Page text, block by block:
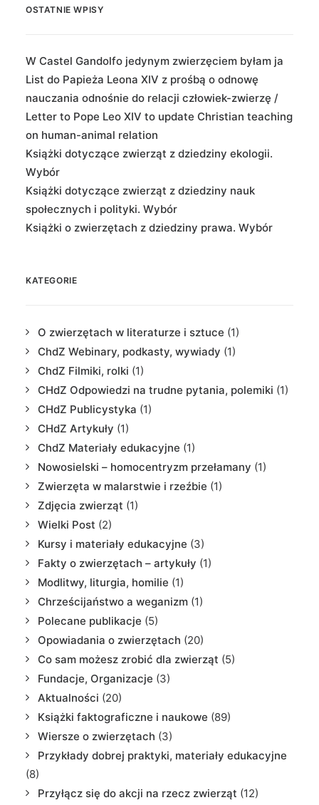
OSTATNIE WPISY
W Castel Gandolfo jedynym zwierzęciem byłam ja
List do Papieża Leona XIV z prośbą o odnowę
nauczania odnośnie do relacji człowiek-zwierzę /
Letter to Pope Leo XIV to update Christian teaching
on human-animal relation
Książki dotyczące zwierząt z dziedziny ekologii.
Wybór
Książki dotyczące zwierząt z dziedziny nauk
społecznych i polityki. Wybór
Książki o zwierzętach z dziedziny prawa. Wybór
KATEGORIE
O zwierzętach w literaturze i sztuce (1)
ChdZ Webinary, podkasty, wywiady (1)
ChdZ Filmiki, rolki (1)
CHdZ Odpowiedzi na trudne pytania, polemiki (1)
CHdZ Publicystyka (1)
CHdZ Artykuły (1)
ChdZ Materiały edukacyjne (1)
Nowosielski – homocentryzm przełamany (1)
Zwierzęta w malarstwie i rzeźbie (1)
Zdjęcia zwierząt (1)
Wielki Post (2)
Kursy i materiały edukacyjne (3)
Fakty o zwierzętach – artykuły (1)
Modlitwy, liturgia, homilie (1)
Chrześcijaństwo a weganizm (1)
Polecane publikacje (5)
Opowiadania o zwierzętach (20)
Co sam możesz zrobić dla zwierząt (5)
Fundacje, Organizacje (3)
Aktualności (20)
Książki faktograficzne i naukowe (89)
Wiersze o zwierzętach (3)
Przykłady dobrej praktyki, materiały edukacyjne
(8)
Przyłącz się do akcji na rzecz zwierząt (12)